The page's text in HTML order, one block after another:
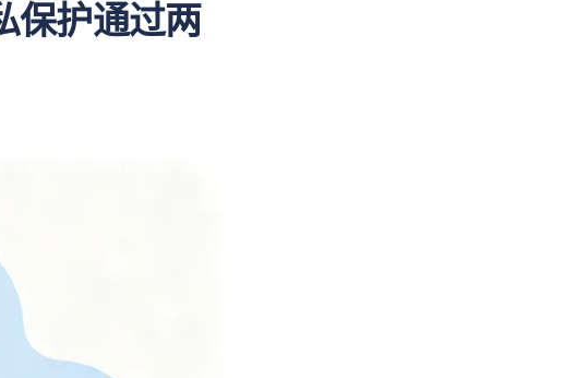
保护通过两